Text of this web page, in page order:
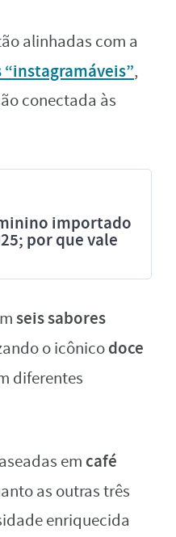
alinhadas com a
,
conectada às
importado
por que vale
seis sabores
o icônicodoce
diferentes
em café
as outras três
enriquecida